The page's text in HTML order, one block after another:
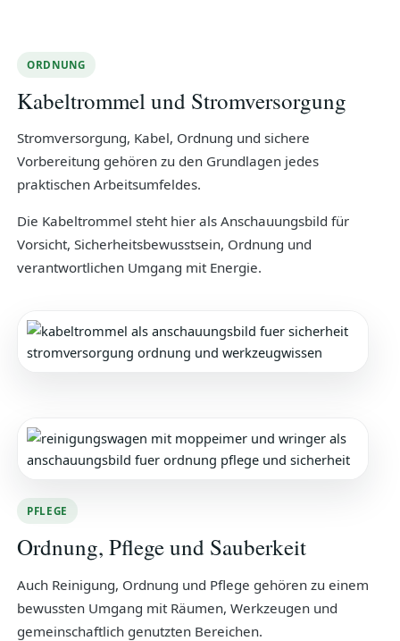
ORDNUNG
Kabeltrommel und Stromversorgung
Stromversorgung, Kabel, Ordnung und sichere
Vorbereitung gehören zu den Grundlagen jedes
praktischen Arbeitsumfeldes.
Die Kabeltrommel steht hier als Anschauungsbild für
Vorsicht, Sicherheitsbewusstsein, Ordnung und
verantwortlichen Umgang mit Energie.
PFLEGE
Ordnung, Pflege und Sauberkeit
Auch Reinigung, Ordnung und Pflege gehören zu einem
bewussten Umgang mit Räumen, Werkzeugen und
gemeinschaftlich genutzten Bereichen.